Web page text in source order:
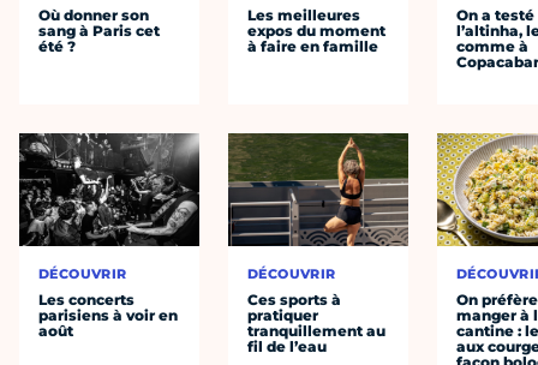
Où donner son
sang à Paris cet
été ?
DÉCOUVRIR
Les concerts
parisiens à voir en
août
Les meilleures
expos du moment
à faire en famille
DÉCOUVRIR
Ces sports à
pratiquer
tranquillement au
fil de l’eau
On a testé
l’altinha,
comme à
On préfère
manger à
cantine :
aux